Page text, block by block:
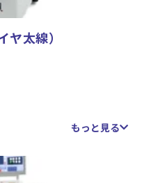
太線）
もっと見る